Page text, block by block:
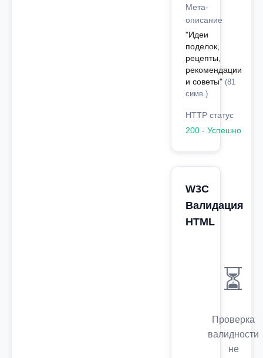
Мета-
описание
"Идеи
поделок,
рецепты,
рекомендации
и советы" (81
симв.)
HTTP статус
200 - Успешно
W3C
Валидация
HTML
⏳
Проверка
валидности
не